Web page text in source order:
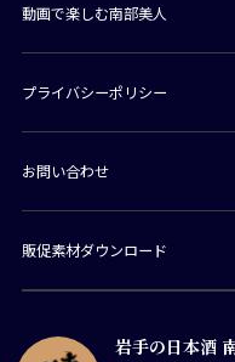
岩手の日本酒
動画で楽しむ南部美人
プライバシーポリシー
お問い合わせ
販促素材ダウンロード